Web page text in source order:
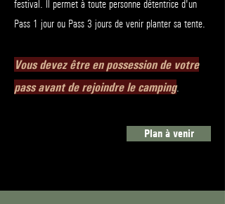
festival. Il permet à toute personne détentrice d'un
Pass 1 jour ou Pass 3 jours de venir planter sa tente.
Vous devez être en possession de votre
pass avant de rejoindre le camping.​
Plan à venir